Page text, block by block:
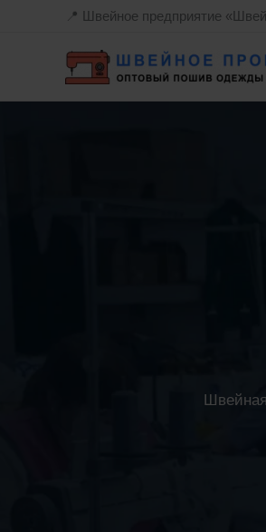
содержимому
📍 Швейное предприятие